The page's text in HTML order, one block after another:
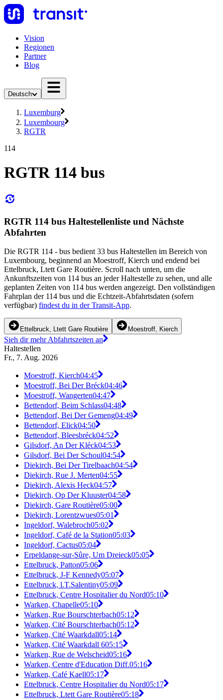
Vision
Regionen
Partner
Blog
Deutsch
Luxemburg
Luxembourg
RGTR
114
RGTR 114 bus
RGTR 114 bus Haltestellenliste und Nächste
Abfahrten
Die RGTR 114 - bus bedient 33 bus Haltestellen im Bereich von
Luxembourg, beginnend an Moestroff, Kierch und endend bei
Ettelbruck, Ltett Gare Routière. Scroll nach unten, um die
Ankunftszeiten von 114 bus an jeder Haltestelle zu sehen, und alle
geplanten Zeiten von 114 bus werden angezeigt. Den vollständigen
Fahrplan der 114 bus und die Echtzeit-Abfahrtsdaten (sofern
verfügbar) findest du in der Transit-App.
Ettelbruck, Ltett Gare Routière Moestroff, Kierch
Sieh dir mehr Abfahrtszeiten an
Haltestellen
Fr., 7. Aug. 2026
Moestroff, Kierch04:45
Moestroff, Bei Der Bréck04:46
Moestroff, Wangerten04:47
Bettendorf, Beim Schlass04:48
Bettendorf, Bei Der Gemeng04:49
Bettendorf, Elick04:50
Bettendorf, Bleesbréck04:52
Gilsdorf, An Der Kléck04:53
Gilsdorf, Bei Der Schoul04:54
Diekirch, Bei Der Tirelbaach04:54
Diekirch, Rue J. Merten04:55
Diekirch, Alexis Heck04:57
Diekirch, Op Der Kluuster04:58
Diekirch, Gare Routière05:00
Diekirch, Lorentzwues05:01
Ingeldorf, Walebroch05:02
Ingeldorf, Café de la Station05:03
Ingeldorf, Cactus05:04
Erpeldange-sur-Sûre, Um Dreieck05:05
Ettelbruck, Patton05:06
Ettelbruck, J-F Kennedy05:07
Ettelbruck, l.T.Salentiny05:09
Ettelbruck, Centre Hospitalier du Nord05:10
Warken, Chapelle05:10
Warken, Rue Bourschterbach05:12
Warken, Cité Bourschterbach05:12
Warken, Cité Waarkdall05:14
Warken, Cité Waarkdall 605:15
Warken, Rue de Welscheid05:16
Warken, Centre d'Education Diff.05:16
Warken, Café Kaell05:17
Ettelbruck, Centre Hospitalier du Nord05:17
Ettelbruck, Ltett Gare Routière05:18